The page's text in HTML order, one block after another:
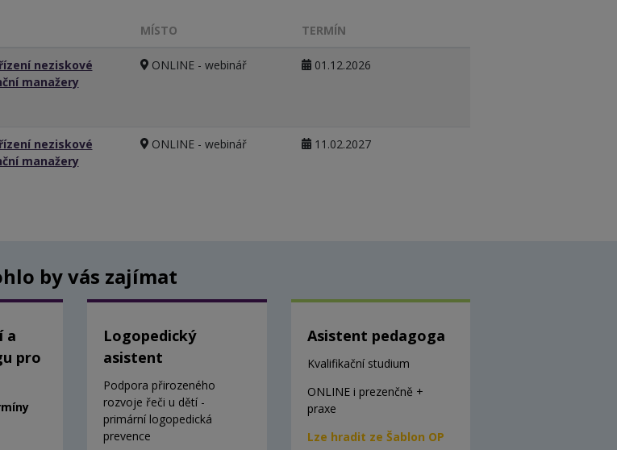
MÍSTO TERMÍN
neziskové
manažery
ONLINE - webinář 01.12.2026
neziskové
manažery
ONLINE - webinář 11.02.2027
by vás zajímat
a
pro
Logopedický
asistent
Podpora přirozeného
rozvoje řeči u dětí -
primární logopedická
prevence
Asistent pedagoga
Kvalifikační studium
ONLINE i prezenčně +
praxe
Lze hradit ze Šablon OP